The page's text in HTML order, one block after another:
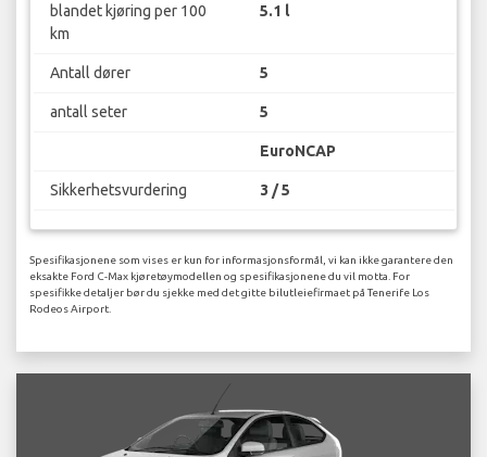
blandet kjøring per 100
km
5.1 l
Antall dører 5
antall seter 5
EuroNCAP
Sikkerhetsvurdering 3 / 5
Spesifikasjonene som vises er kun for informasjonsformål, vi kan ikke garantere den
eksakte Ford C-Max kjøretøymodellen og spesifikasjonene du vil motta. For
spesifikke detaljer bør du sjekke med det gitte bilutleiefirmaet på Tenerife Los
Rodeos Airport.